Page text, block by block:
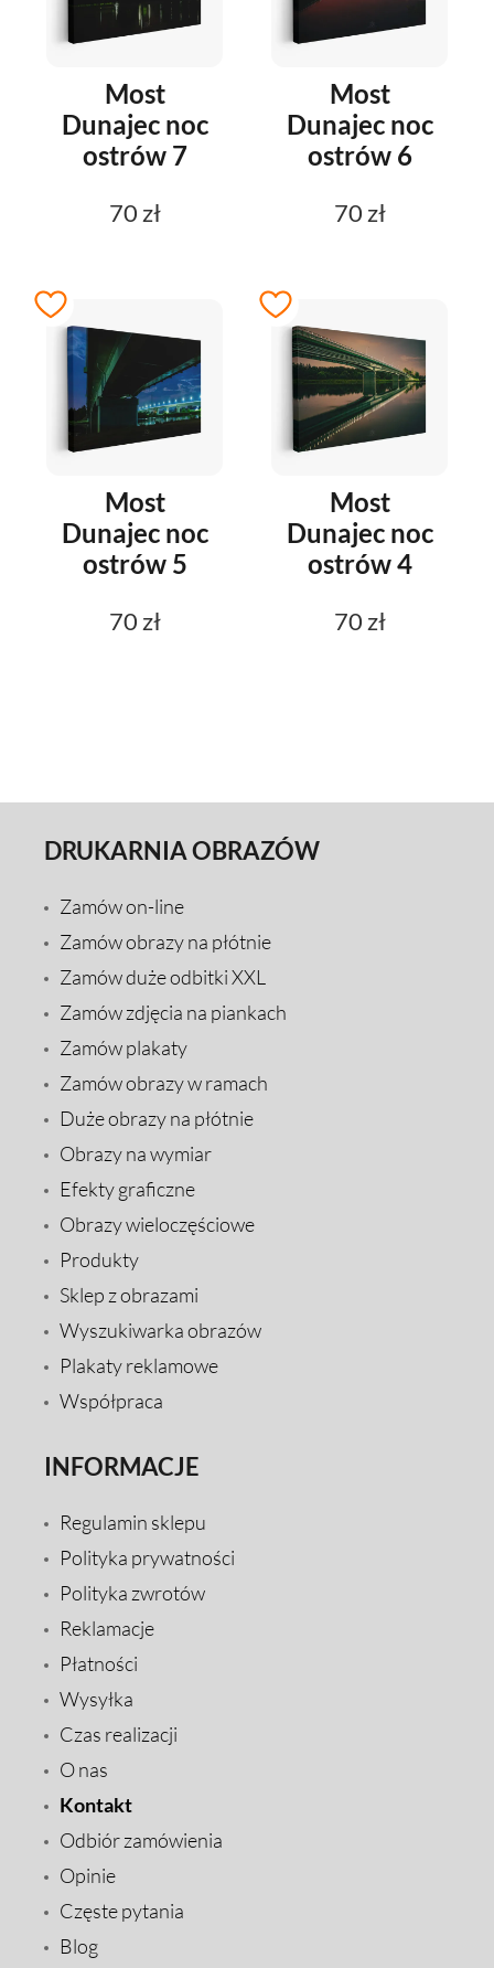
Most
Dunajec noc
ostrów 7
70 zł
Most
Dunajec noc
ostrów 6
70 zł
Most
Dunajec noc
ostrów 5
70 zł
Most
Dunajec noc
ostrów 4
70 zł
DRUKARNIA OBRAZÓW
Zamów on-line
Zamów obrazy na płótnie
Zamów duże odbitki XXL
Zamów zdjęcia na piankach
Zamów plakaty
Zamów obrazy w ramach
Duże obrazy na płótnie
Obrazy na wymiar
Efekty graficzne
Obrazy wieloczęściowe
Produkty
Sklep z obrazami
Wyszukiwarka obrazów
Plakaty reklamowe
Współpraca
INFORMACJE
Regulamin sklepu
Polityka prywatności
Polityka zwrotów
Reklamacje
Płatności
Wysyłka
Czas realizacji
O nas
Kontakt
Odbiór zamówienia
Opinie
Częste pytania
Blog